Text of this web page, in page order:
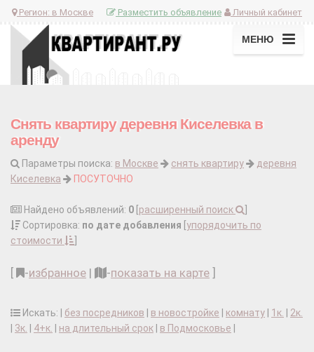
Регион: в Москве Личный кабинет
Разместить объявление
МЕНЮ
Снять квартиру деревня Киселевка в
аренду
Параметры поиска: в Москве снять квартиру
деревня
Киселевка
ПОСУТОЧНО
Найдено объявлений: 0 расширенный поиск
Сортировка: по дате добавления упорядочить по
стоимости
-избранное | -показать на карте
Искать: | без посредников в новостройке комнату 1к.
2к.
3к. 4+к. на длительный срок в Подмосковье